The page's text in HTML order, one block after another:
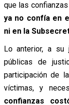
que las
ya no confía en
ni en la
Lo anterior, a
públicas de
participación de
víctimas, y
confianzas